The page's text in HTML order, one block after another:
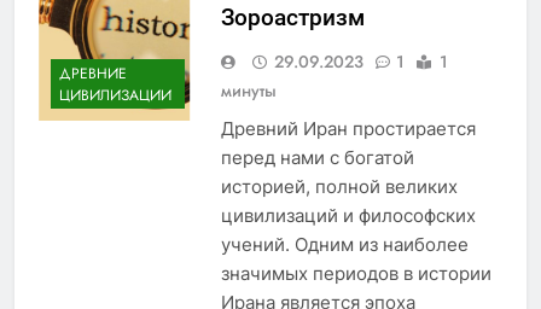
ДРЕВНИЕ
ЦИВИЛИЗАЦИИ
Зороастризм
29.09.2023 1
1
минуты
Древний Иран простирается
перед нами с богатой
историей, полной великих
цивилизаций и философских
учений. Одним из наиболее
значимых периодов в истории
Ирана является эпоха